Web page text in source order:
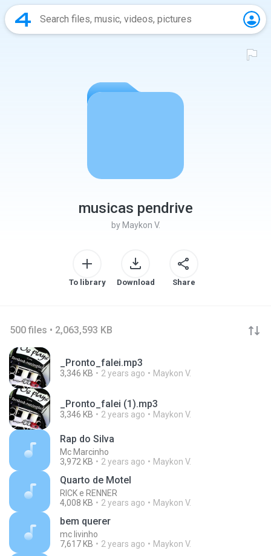
musicas pendrive
by Maykon V.
To library Download Share
500 files • 2,063,593 KB
_Pronto_falei.mp3
3,346 KB 2 years ago Maykon V.
_Pronto_falei (1).mp3
3,346 KB 2 years ago Maykon V.
Rap do Silva
Mc Marcinho
3,972 KB
2 years ago Maykon V.
Quarto de Motel
RICK e RENNER
4,008 KB
2 years ago Maykon V.
bem querer
mc livinho
7,617 KB
2 years ago Maykon V.